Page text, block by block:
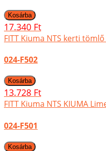
17.340 Ft
FITT Kiuma NTS kerti
024-F502
13.728 Ft
FITT Kiuma NTS KIUMA
024-F501